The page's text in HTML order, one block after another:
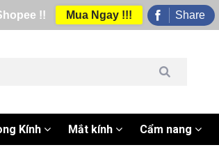
Kính Mắt kính Cẩm nang
!! Mua Ngay !!! Share